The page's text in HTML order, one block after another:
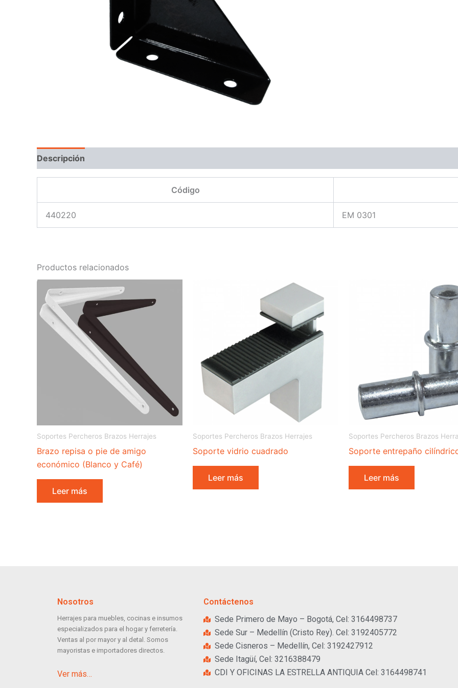
Descripción
Código
440220 EM 0301
Productos relacionados
Soportes Percheros Brazos Herrajes
Brazo repisa o pie de amigo
económico (Blanco y Café)
Leer más
Soportes Percheros Brazos Herrajes
Soporte vidrio cuadrado
Leer más
Soportes Percheros Brazos
Soporte entrepaño
Leer más
Nosotros
Herrajes para muebles, cocinas e insumos
especializados para el hogar y ferretería.
Ventas al por mayor y al detal. Somos
mayoristas e importadores directos.
Ver más…
Contáctenos
Sede Primero de Mayo – Bogotá, Cel: 3164498737
Sede Sur – Medellín (Cristo Rey). Cel: 3192405772
Sede Cisneros – Medellín, Cel: 3192427912
Sede Itagüí, Cel: 3216388479
CDI Y OFICINAS LA ESTRELLA ANTIQUIA Cel: 3164498741